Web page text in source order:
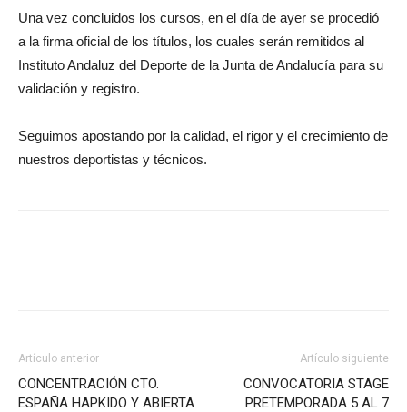
Una vez concluidos los cursos, en el día de ayer se procedió
a la firma oficial de los títulos, los cuales serán remitidos al
Instituto Andaluz del Deporte de la Junta de Andalucía para su
validación y registro.
Seguimos apostando por la calidad, el rigor y el crecimiento de
nuestros deportistas y técnicos.
Artículo anterior
CONCENTRACIÓN CTO.
ESPAÑA HAPKIDO Y ABIERTA
Artículo siguiente
CONVOCATORIA STAGE
PRETEMPORADA 5 AL 7